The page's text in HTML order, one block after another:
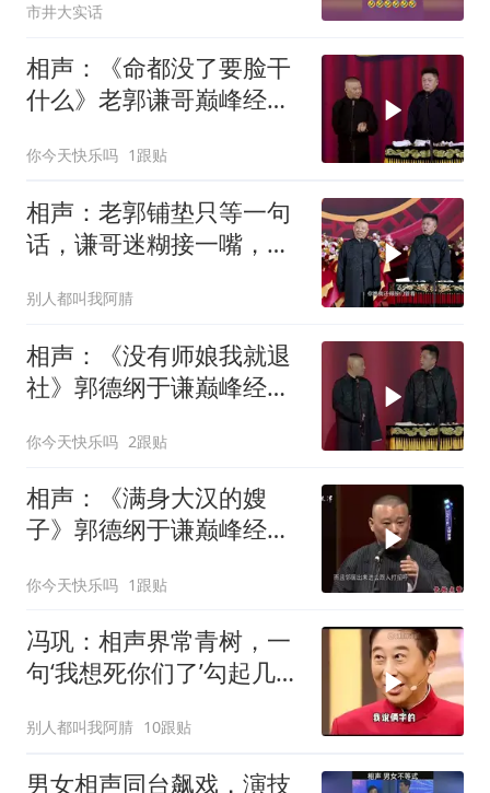
市井大实话
相声：《命都没了要脸干
什么》老郭谦哥巅峰经典
你今天快乐吗 1跟贴
相声：老郭铺垫只等一句
话，谦哥迷糊接一嘴，包
别人都叫我阿腈
相声：《没有师娘我就退
社》郭德纲于谦巅峰经典
你今天快乐吗 2跟贴
相声：《满身大汉的嫂
子》郭德纲于谦巅峰经典
你今天快乐吗 1跟贴
冯巩：相声界常青树，一
句‘我想死你们了’勾起几代
别人都叫我阿腈 10跟贴
男女相声同台飙戏，演技